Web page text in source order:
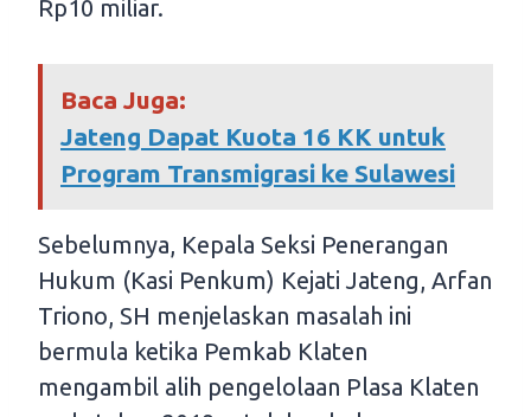
Rp10 miliar.
Baca Juga:
Jateng Dapat Kuota 16 KK untuk
Program Transmigrasi ke Sulawesi
Sebelumnya, Kepala Seksi Penerangan
Hukum (Kasi Penkum) Kejati Jateng, Arfan
Triono, SH menjelaskan masalah ini
bermula ketika Pemkab Klaten
mengambil alih pengelolaan Plasa Klaten